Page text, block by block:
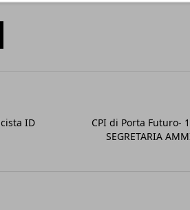
ID
CPI di Porta Futuro-
SEGRETARIA